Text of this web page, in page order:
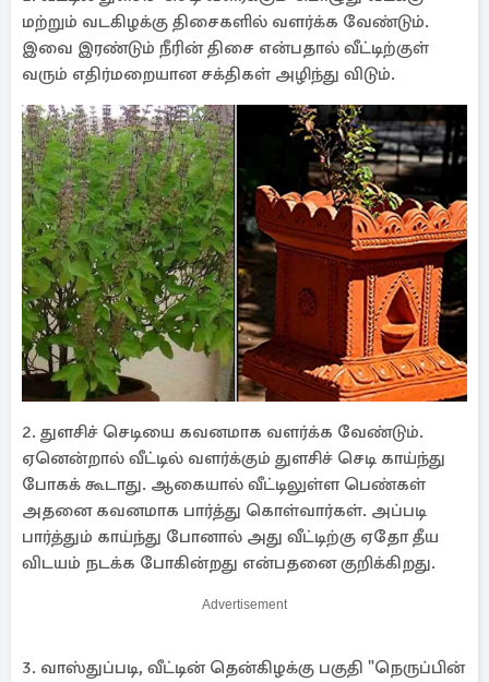
மற்றும் வடகிழக்கு திசைகளில் வளர்க்க வேண்டும்.
இவை இரண்டும் நீரின் திசை என்பதால் வீட்டிற்குள்
வரும் எதிர்மறையான சக்திகள் அழிந்து விடும்.
2. துளசிச் செடியை கவனமாக வளர்க்க வேண்டும்.
ஏனென்றால் வீட்டில் வளர்க்கும் துளசிச் செடி காய்ந்து
போகக் கூடாது. ஆகையால் வீட்டிலுள்ள பெண்கள்
அதனை கவனமாக பார்த்து கொள்வார்கள். அப்படி
பார்த்தும் காய்ந்து போனால் அது வீட்டிற்கு ஏதோ தீய
விடயம் நடக்க போகின்றது என்பதனை குறிக்கிறது.
Advertisement
3. வாஸ்துப்படி, வீட்டின் தென்கிழக்கு பகுதி "நெருப்பின்